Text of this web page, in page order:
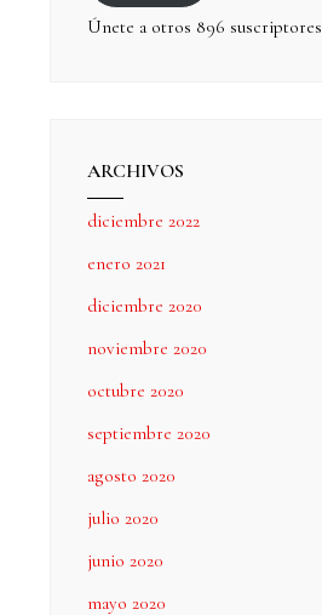
Únete a otros 896 suscriptores
ARCHIVOS
diciembre 2022
enero 2021
diciembre 2020
noviembre 2020
octubre 2020
septiembre 2020
agosto 2020
julio 2020
junio 2020
mayo 2020